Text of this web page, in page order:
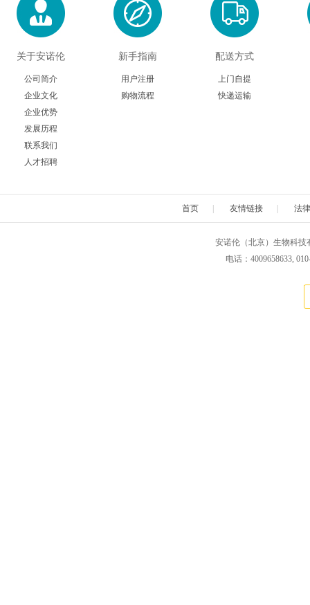
关于安诺伦
公司简介
企业文化
企业优势
发展历程
联系我们
人才招聘
新手指南
用户注册
购物流程
配送方式
上门自提
快递运输
首页 友情链接 法
安诺伦（北京）生物科技
电话：4009658633,